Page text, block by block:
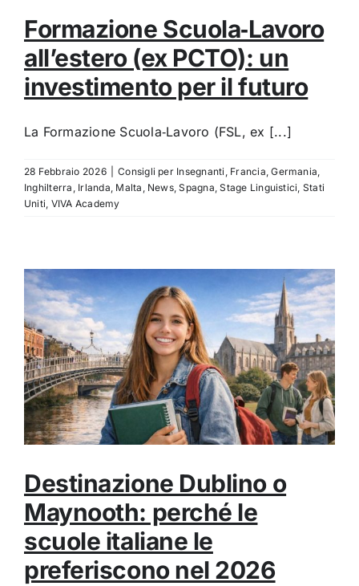
Formazione Scuola‑Lavoro
all’estero (ex PCTO): un
investimento per il futuro
La Formazione Scuola‑Lavoro (FSL, ex [...]
28 Febbraio 2026 Consigli per Insegnanti Francia ,Germania
Inghilterra Irlanda Malta News,Spagna ,Stage Linguistici Stati
Uniti VIVA Academy
Destinazione Dublino o
Maynooth: perché le
scuole italiane le
preferiscono nel 2026